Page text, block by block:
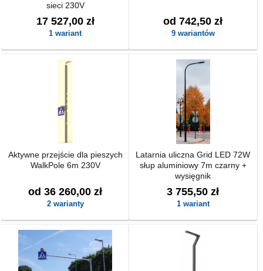
sieci 230V
17 527,00 zł
1 wariant
od 742,50 zł
9 wariantów
Aktywne przejście dla pieszych
WalkPole 6m 230V
od 36 260,00 zł
2 warianty
Latarnia uliczna Grid LED 72W
słup aluminiowy 7m czarny +
wysięgnik
3 755,50 zł
1 wariant